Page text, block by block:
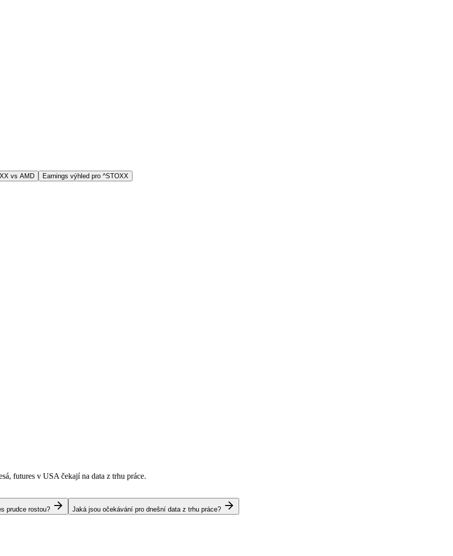
vs AMD Earnings výhled pro ^STOXX
futures v USA čekají na data z trhu práce.
prudce rostou? Jaká jsou očekávání pro dnešní data z trhu práce?